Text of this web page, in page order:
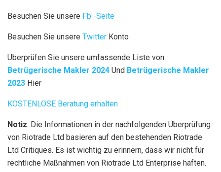
Besuchen Sie unsere Fb -Seite
Besuchen Sie unsere Twitter Konto
Überprüfen Sie unsere umfassende Liste von
Betrügerische Makler 2024 Und Betrügerische Makler
2023 Hier
KOSTENLOSE Beratung erhalten
Notiz: Die Informationen in der nachfolgenden Überprüfung
von Riotrade Ltd basieren auf den bestehenden Riotrade
Ltd Critiques. Es ist wichtig zu erinnern, dass wir nicht für
rechtliche Maßnahmen von Riotrade Ltd Enterprise haften.